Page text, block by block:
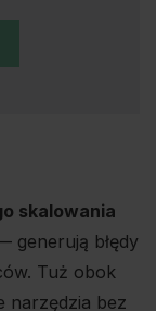
skalowania
generują błędy
Tuż obok
narzędzia bez